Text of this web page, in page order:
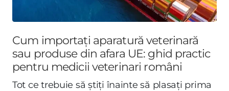
Cum importați aparatură veterinară
sau produse din afara UE: ghid practic
pentru medicii veterinari români
Tot ce trebuie să știți înainte să plasați prima